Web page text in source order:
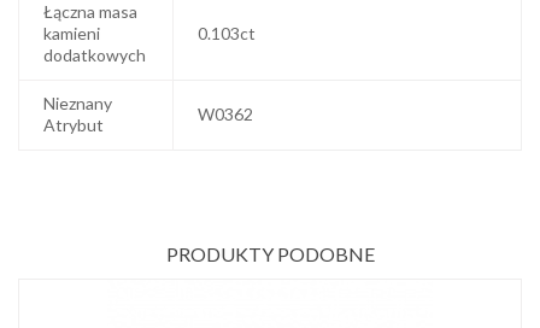
Łączna masa
kamieni
dodatkowych
0.103ct
Nieznany
Atrybut
W0362
PRODUKTY PODOBNE